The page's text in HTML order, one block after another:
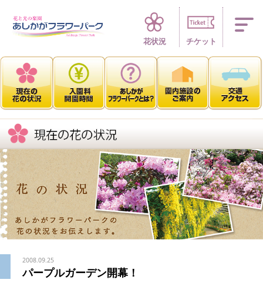
四季折々 花の
花状況 チケット
2008.09.25
パープルガーデン開幕！